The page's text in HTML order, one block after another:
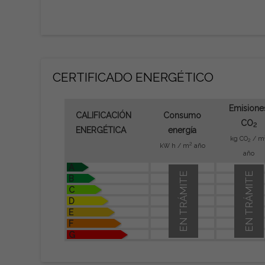
CERTIFICADO ENERGÉTICO
CALIFICACIÓN
ENERGÉTICA
Consumo
energía
kW h / m 2 año
CO2
kg CO2 / m
año
A
B
C
D
E
F
G
EN TRÁMITE
EN TRÁMITE